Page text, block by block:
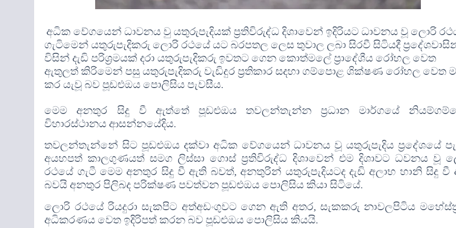
අධික වේගයෙන් ධාවනය වු යතුරුපැදියක් ප්‍රතිවිරුද්ධ දිශාවෙන් ඉදිරියට ධාවනය වූ ලොරි
ගැටිමෙන් යතුරුපැදිකරු ලොරි රථයේ යට බරපතල ලෙස තුවාල ලබා සිරවී සිටියදී
විසින් දැඩි පරිශ්‍රමයක් දරා යතුරුපැදිකරු ඉවතට ගෙන කොත්මලේ ප්‍රාදේශීය රෝහල වෙත
ඇතුලත් කිරිමෙන් පසු යතුරුපැදිකරු වැඩිදුර ප්‍රතිකාර සදහා ගම්පොළ ශික්ෂණ රෝහල වෙත
කර යැවූ බව පූඩළුඔය පොලිසිය පැවසීය.
මෙම අනතුර සිදු වී ඇත්තේ පූඩළුඔය තවලන්තැන්න ප්‍රධාන මාර්ගයේ
විහාරස්ථානය ආසන්නයේදිය.
තවලන්තැන්නේ සිට පූඩළුඔය දක්වා අධික වේගයෙන් ධාවනය වූ යතුරුපැදිය ප්‍රදේශයේ
අයහපත් කාලගුණයත් සමග ලිස්සා ගොස් ප්‍රතිවිරුද්ධ දිශාවෙන් එම දිශාවට ධවනය වූ
රථයේ ගැටී මෙම අනතුර සිදු වී ඇති බවත්, අනතුරින් යතුරුපැදියටද දැඩි අලාභ හානි සිදු
බවයි අනතුර පිලිබද පරික්ෂණ පවත්වන පූඩළුඔය පොලිසිය කියා සිටියේ.
ලොරි රථයේ රියදුරා සැකපිට අත්අඩංගුවට ගෙන ඇති අතර, සැකකරු නාවලපිටිය
අධිකරණය වෙත ඉදිරිපත් කරන බව පූඩළුඔය පොලිසිය කියයි.